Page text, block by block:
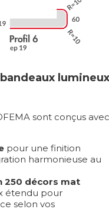
lumineux
sont conçus avec
pour une finition
harmonieuse au
250 décors mat
étendu pour
selon vos